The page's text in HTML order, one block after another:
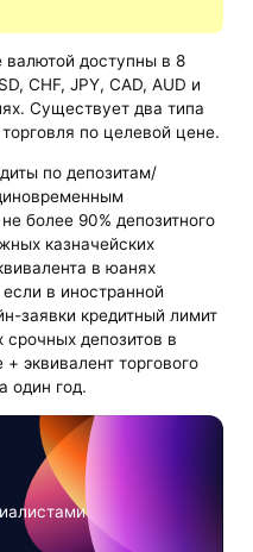
валютой доступны в 8
CHF, JPY, CAD, AUD и
Существует два типа
по целевой цене.
по депозитам/
более 90% депозитного
казначейских
в юанях
в иностранной
заявки кредитный лимит
срочных депозитов в
эквивалент торгового
один год.